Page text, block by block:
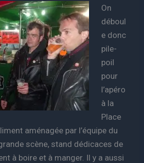
On
déboul
e donc
pile-
poil
pour
l’apéro
à la
Place
aménagée par l’équipe du
scène, stand dédicaces de
à boire et à manger. Il y a aussi